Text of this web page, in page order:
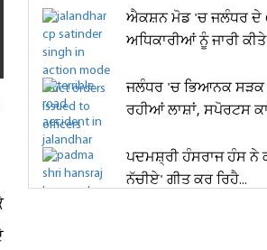
ਐਕਸ਼ਨ ਮੋਡ 'ਚ ਜਲੰਧਰ ਦੇ
ਅਧਿਕਾਰੀਆਂ ਨੂੰ ਜਾਰੀ
ਜਲੰਧਰ 'ਚ ਭਿਆਨਕ ਸੜਕ
ਰਹੀਆਂ ਲਾਸ਼ਾਂ, ਸਪੋਰਟਸ
ਪਦਮਸ਼੍ਰੀ ਹੰਸਰਾਜ ਹੰਸ ਨੇ
ਨੱਚੀਏ' ਗੀਤ ਕਰ ਰਿਹੈ...